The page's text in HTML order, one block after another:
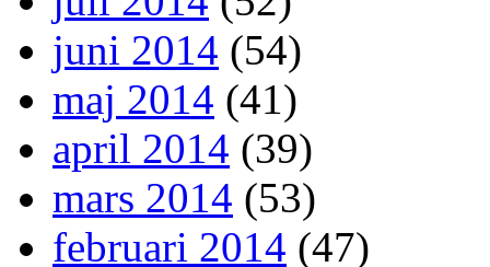
juni 2014 (54)
maj 2014 (41)
april 2014 (39)
mars 2014 (53)
februari 2014 (47)